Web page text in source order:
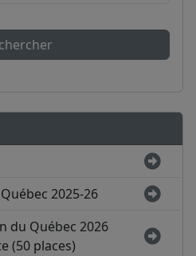
2025-26
du Québec 2026
(50 places)